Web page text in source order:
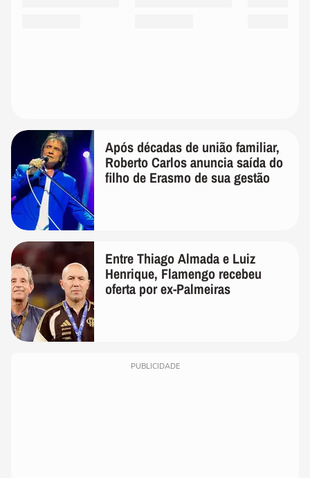
Após décadas de união familiar,
Roberto Carlos anuncia saída do
filho de Erasmo de sua gestão
Entre Thiago Almada e Luiz
Henrique, Flamengo recebeu
oferta por ex-Palmeiras
PUBLICIDADE